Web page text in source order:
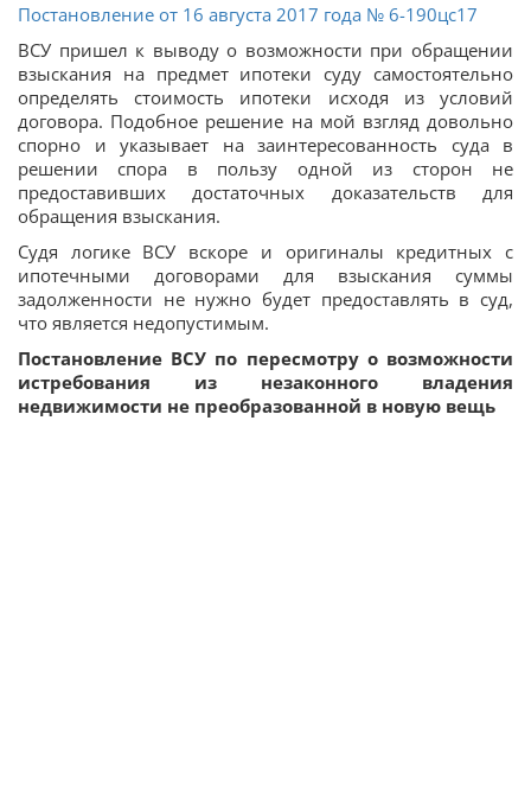
Постановление от 16 августа 2017 года № 6-190цс17
ВСУ пришел к выводу о возможности при обращении
взыскания на предмет ипотеки суду самостоятельно
определять стоимость ипотеки исходя из условий
договора. Подобное решение на мой взгляд довольно
спорно и указывает на заинтересованность суда в
решении спора в пользу одной из сторон не
предоставивших достаточных доказательств для
обращения взыскания.
Судя логике ВСУ вскоре и оригиналы кредитных с
ипотечными договорами для взыскания суммы
задолженности не нужно будет предоставлять в суд,
что является недопустимым.
Постановление ВСУ по пересмотру о возможности
истребования из незаконного владения
недвижимости не преобразованной в новую вещь